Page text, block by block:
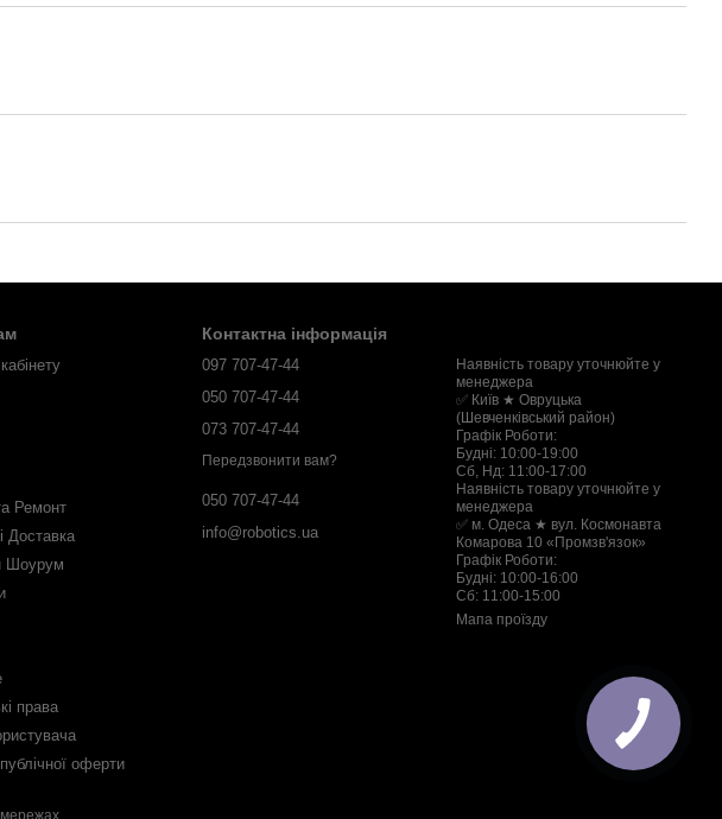
Ремонт
Доставка
Шоурум
права
оферти
Контактна інформація
097 707-47-44
050 707-47-44
073 707-47-44
Передзвонити вам?
050 707-47-44
info@robotics.ua
Наявність товару уточнюйте у
менеджера
✅ Київ ★ Овруцька
(Шевченківський район)
Графік Роботи:
Будні: 10:00-19:00
Сб, Нд: 11:00-17:00
Наявність товару уточнюйте у
менеджера
✅ м. Одеса ★ вул. Космонавта
Комарова 10 «Промзв'язок»
Графік Роботи:
Будні: 10:00-16:00
Сб: 11:00-15:00
Мапа проїзду